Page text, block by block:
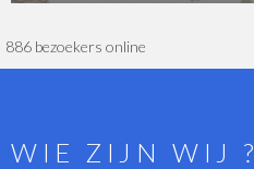
886 bezoekers online
WIE ZIJN WIJ ?